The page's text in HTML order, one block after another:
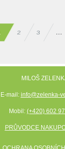
2 3 …
MILOŠ
E-mail: info@zelenka-
Mobil: (+420) 602
PRŮVODCE